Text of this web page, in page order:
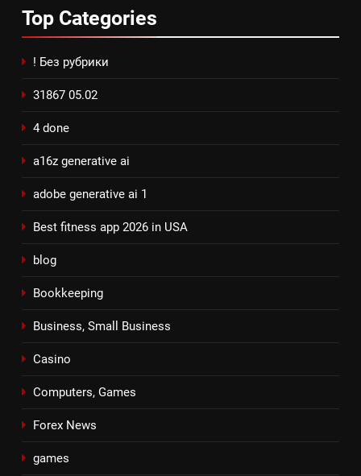
Top Categories
! Без рубрики
31867 05.02
4 done
a16z generative ai
adobe generative ai 1
Best fitness app 2026 in USA
blog
Bookkeeping
Business, Small Business
Casino
Computers, Games
Forex News
games